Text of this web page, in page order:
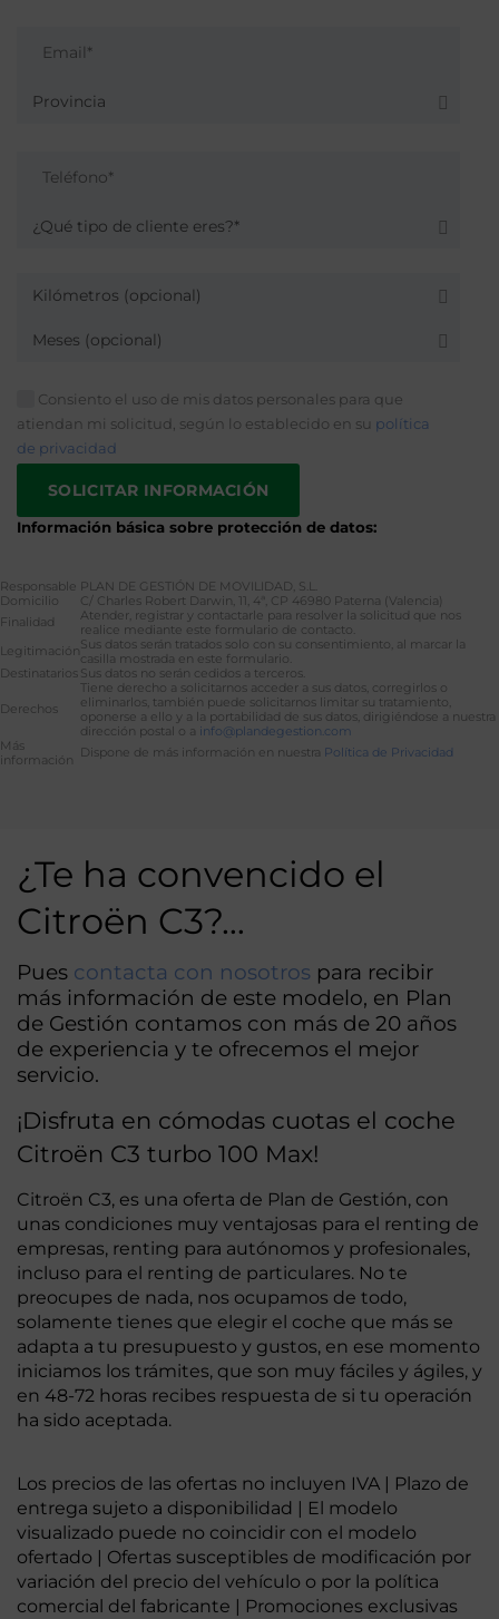
Provincia
¿Qué tipo de cliente eres?*
Kilómetros (opcional)
Meses (opcional)
Consiento el uso de mis datos personales para que
atiendan mi solicitud, según lo establecido en su política
de privacidad
Información básica sobre protección de datos:
Responsable PLAN DE GESTIÓN DE MOVILIDAD, S.L.
Domicilio
C/ Charles Robert Darwin, 11, 4ª, CP 46980 Paterna (Valencia)
Finalidad
Atender, registrar y contactarle para resolver la solicitud que nos
realice mediante este formulario de contacto.
LegitimaciónSus datos serán tratados solo con su consentimiento, al marcar la
casilla mostrada en este formulario.
Destinatarios Sus datos no serán cedidos a terceros.
Derechos
Tiene derecho a solicitarnos acceder a sus datos, corregirlos o
eliminarlos, también puede solicitarnos limitar su tratamiento,
oponerse a ello y a la portabilidad de sus datos, dirigiéndose a nuestra
dirección postal o a info@plandegestion.com
Más
información Dispone de más información en nuestra Política de Privacidad
¿Te ha convencido el
Citroën C3?…
Pues contacta con nosotros para recibir
más información de este modelo, en Plan
de Gestión contamos con más de 20 años
de experiencia y te ofrecemos el mejor
servicio.
¡Disfruta en cómodas cuotas el coche
Citroën C3 turbo 100 Max!
Citroën C3, es una oferta de Plan de Gestión, con
unas condiciones muy ventajosas para el renting de
empresas, renting para autónomos y profesionales,
incluso para el renting de particulares. No te
preocupes de nada, nos ocupamos de todo,
solamente tienes que elegir el coche que más se
adapta a tu presupuesto y gustos, en ese momento
iniciamos los trámites, que son muy fáciles y ágiles, y
en 48-72 horas recibes respuesta de si tu operación
ha sido aceptada.
Los precios de las ofertas no incluyen IVA | Plazo de
entrega sujeto a disponibilidad | El modelo
visualizado puede no coincidir con el modelo
ofertado | Ofertas susceptibles de modificación por
variación del precio del vehículo o por la política
comercial del fabricante | Promociones exclusivas